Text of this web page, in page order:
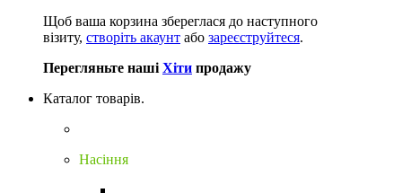
Щоб ваша корзина збереглася до наступного
візиту, створіть акаунт або зареєструйтеся.
Перегляньте наші Хіти продажу
Каталог товарів.
Насіння